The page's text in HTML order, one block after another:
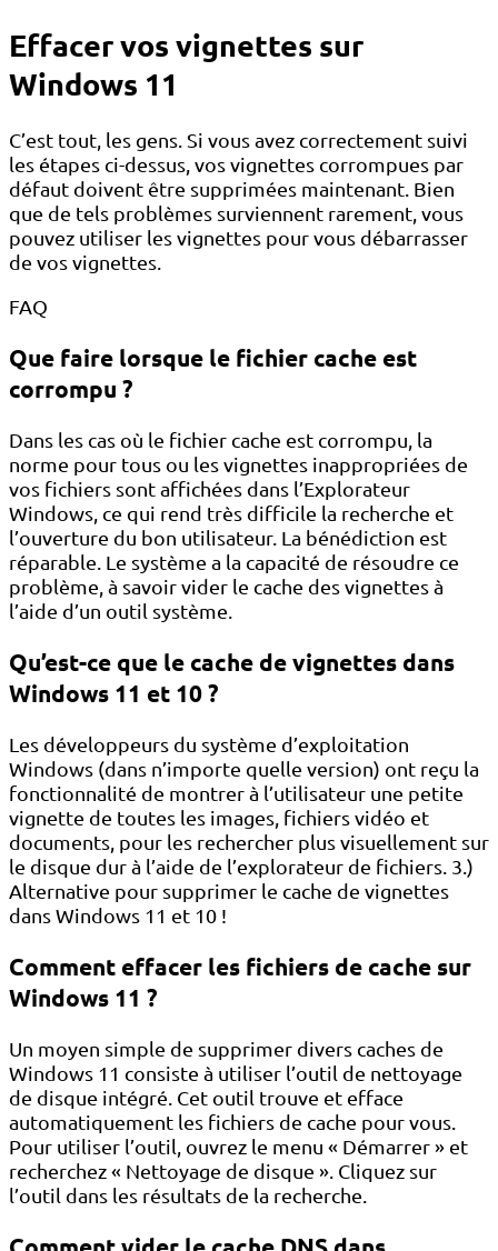
Effacer vos vignettes sur
Windows 11
C’est tout, les gens. Si vous avez correctement suivi
les étapes ci-dessus, vos vignettes corrompues par
défaut doivent être supprimées maintenant. Bien
que de tels problèmes surviennent rarement, vous
pouvez utiliser les vignettes pour vous débarrasser
de vos vignettes.
FAQ
Que faire lorsque le fichier cache est
corrompu ?
Dans les cas où le fichier cache est corrompu, la
norme pour tous ou les vignettes inappropriées de
vos fichiers sont affichées dans l’Explorateur
Windows, ce qui rend très difficile la recherche et
l’ouverture du bon utilisateur. La bénédiction est
réparable. Le système a la capacité de résoudre ce
problème, à savoir vider le cache des vignettes à
l’aide d’un outil système.
Qu’est-ce que le cache de vignettes dans
Windows 11 et 10 ?
Les développeurs du système d’exploitation
Windows (dans n’importe quelle version) ont reçu la
fonctionnalité de montrer à l’utilisateur une petite
vignette de toutes les images, fichiers vidéo et
documents, pour les rechercher plus visuellement sur
le disque dur à l’aide de l’explorateur de fichiers. 3.)
Alternative pour supprimer le cache de vignettes
dans Windows 11 et 10 !
Comment effacer les fichiers de cache sur
Windows 11 ?
Un moyen simple de supprimer divers caches de
Windows 11 consiste à utiliser l’outil de nettoyage
de disque intégré. Cet outil trouve et efface
automatiquement les fichiers de cache pour vous.
Pour utiliser l’outil, ouvrez le menu « Démarrer » et
recherchez « Nettoyage de disque ». Cliquez sur
l’outil dans les résultats de la recherche.